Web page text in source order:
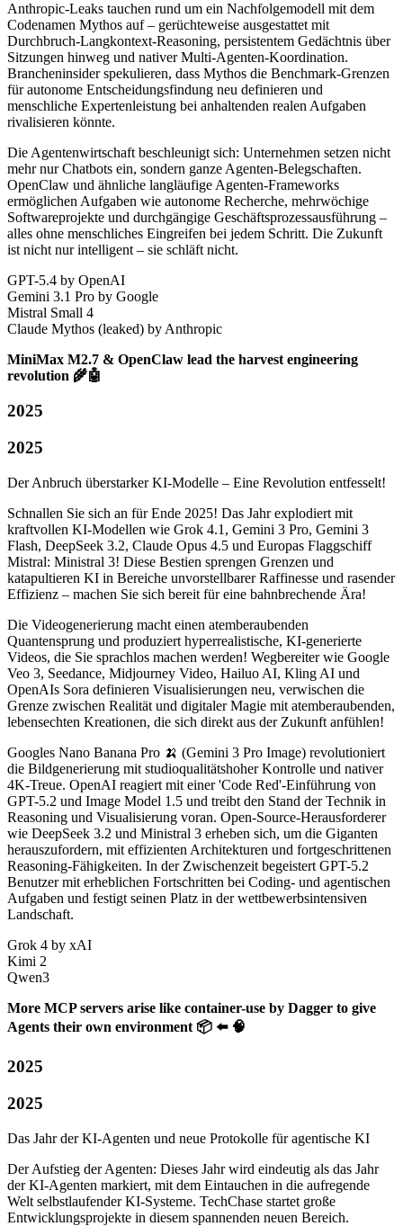
Anthropic-Leaks tauchen rund um ein Nachfolgemodell mit dem
Codenamen Mythos auf – gerüchteweise ausgestattet mit
Durchbruch-Langkontext-Reasoning, persistentem Gedächtnis über
Sitzungen hinweg und nativer Multi-Agenten-Koordination.
Brancheninsider spekulieren, dass Mythos die Benchmark-Grenzen
für autonome Entscheidungsfindung neu definieren und
menschliche Expertenleistung bei anhaltenden realen Aufgaben
rivalisieren könnte.
Die Agentenwirtschaft beschleunigt sich: Unternehmen setzen nicht
mehr nur Chatbots ein, sondern ganze Agenten-Belegschaften.
OpenClaw und ähnliche langläufige Agenten-Frameworks
ermöglichen Aufgaben wie autonome Recherche, mehrwöchige
Softwareprojekte und durchgängige Geschäftsprozessausführung –
alles ohne menschliches Eingreifen bei jedem Schritt. Die Zukunft
ist nicht nur intelligent – sie schläft nicht.
GPT-5.4 by OpenAI
Gemini 3.1 Pro by Google
Mistral Small 4
Claude Mythos (leaked) by Anthropic
MiniMax M2.7 & OpenClaw lead the harvest engineering
revolution 🌾🤖
2025
2025
Der Anbruch überstarker KI-Modelle – Eine Revolution entfesselt!
Schnallen Sie sich an für Ende 2025! Das Jahr explodiert mit
kraftvollen KI-Modellen wie Grok 4.1, Gemini 3 Pro, Gemini 3
Flash, DeepSeek 3.2, Claude Opus 4.5 und Europas Flaggschiff
Mistral: Ministral 3! Diese Bestien sprengen Grenzen und
katapultieren KI in Bereiche unvorstellbarer Raffinesse und rasender
Effizienz – machen Sie sich bereit für eine bahnbrechende Ära!
Die Videogenerierung macht einen atemberaubenden
Quantensprung und produziert hyperrealistische, KI-generierte
Videos, die Sie sprachlos machen werden! Wegbereiter wie Google
Veo 3, Seedance, Midjourney Video, Hailuo AI, Kling AI und
OpenAIs Sora definieren Visualisierungen neu, verwischen die
Grenze zwischen Realität und digitaler Magie mit atemberaubenden,
lebensechten Kreationen, die sich direkt aus der Zukunft anfühlen!
Googles Nano Banana Pro 🍌 (Gemini 3 Pro Image) revolutioniert
die Bildgenerierung mit studioqualitätshoher Kontrolle und nativer
4K-Treue. OpenAI reagiert mit einer 'Code Red'-Einführung von
GPT-5.2 und Image Model 1.5 und treibt den Stand der Technik in
Reasoning und Visualisierung voran. Open-Source-Herausforderer
wie DeepSeek 3.2 und Ministral 3 erheben sich, um die Giganten
herauszufordern, mit effizienten Architekturen und fortgeschrittenen
Reasoning-Fähigkeiten. In der Zwischenzeit begeistert GPT-5.2
Benutzer mit erheblichen Fortschritten bei Coding- und agentischen
Aufgaben und festigt seinen Platz in der wettbewerbsintensiven
Landschaft.
Grok 4 by xAI
Kimi 2
Qwen3
More MCP servers arise like container-use by Dagger to give
Agents their own environment 📦 ⬅️ 🧠
2025
2025
Das Jahr der KI-Agenten und neue Protokolle für agentische KI
Der Aufstieg der Agenten: Dieses Jahr wird eindeutig als das Jahr
der KI-Agenten markiert, mit dem Eintauchen in die aufregende
Welt selbstlaufender KI-Systeme. TechChase startet große
Entwicklungsprojekte in diesem spannenden neuen Bereich.